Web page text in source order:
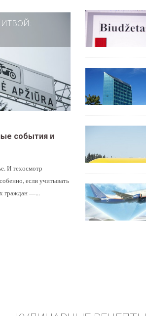
события и
И техосмотр
если учитывать
граждан —...